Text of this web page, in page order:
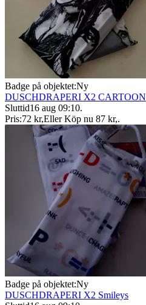
Badge på objektet:Ny
DUSCHDRAPERI X2 CARTOON
Sluttid16 aug 09:10.
Pris:72 kr,Eller Köp nu 87 kr,.
Badge på objektet:Ny
DUSCHDRAPERI X2 Smileys